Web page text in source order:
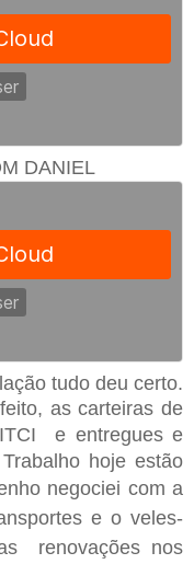
DANIEL
tudo deu certo.
as carteiras de
e entregues e
hoje estão
negociei com a
e o veles-
renovações nos